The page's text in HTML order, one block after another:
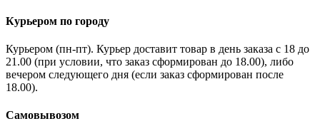
Курьером по городу
Курьером (пн-пт). Курьер доставит товар в день заказа с 18 до
21.00 (при условии, что заказ сформирован до 18.00), либо
вечером следующего дня (если заказ сформирован после
18.00).
Самовывозом